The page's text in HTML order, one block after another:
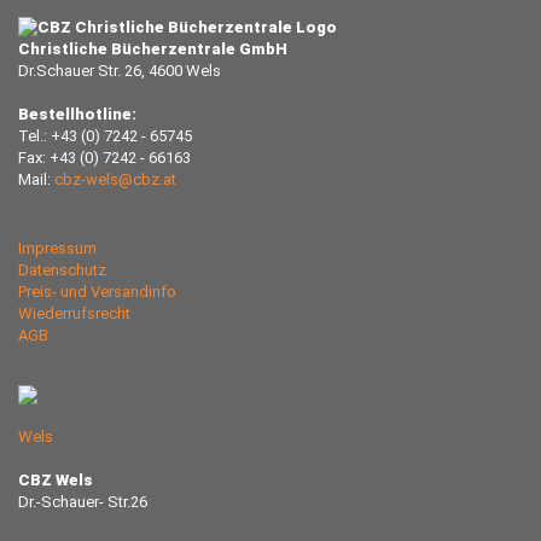
Christliche Bücherzentrale GmbH
Dr.Schauer Str. 26, 4600 Wels
Bestellhotline:
Tel.: +43 (0) 7242 - 65745
Fax: +43 (0) 7242 - 66163
Mail: cbz-wels@cbz.at
Impressum
Datenschutz
Preis- und Versandinfo
Wiederrufsrecht
AGB
Wels
CBZ Wels
Dr.-Schauer- Str.26